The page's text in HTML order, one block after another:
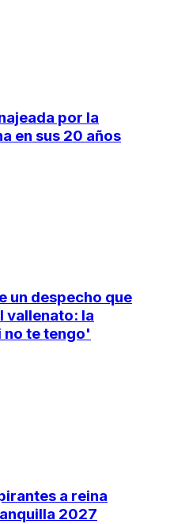
por la
en sus 20 años
un despecho que
vallenato: la
no te tengo'
a reina
2027